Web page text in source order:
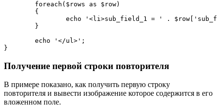
foreach ( $rows as $row)
{
echo
'<li>sub_field_1 = ' . $row
}
echo
'</ul>' ;
}
Получение первой строки повторителя
В примере показано, как получить первую строку
повторителя и вывести изображение которое содержится в его
вложенном поле.